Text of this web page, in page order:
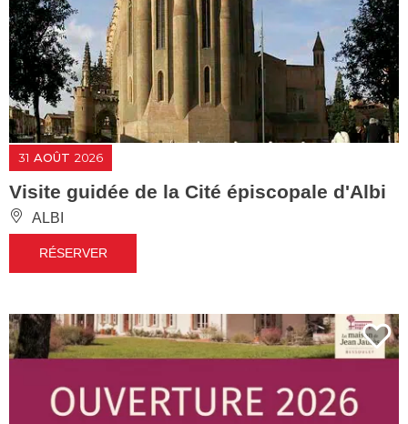
31 AOÛT 2026
Visite guidée de la Cité épiscopale d'Albi
ALBI
RÉSERVER